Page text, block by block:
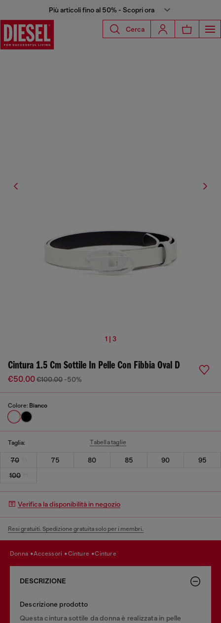
Più articoli fino al 50% - Scopri ora
Cerca
1 | 3
Cintura 1.5 Cm Sottile In Pelle Con Fibbia Oval D
€50.00€100.00 -50%
Colore: Bianco
Taglia: Tabella taglie
70 75 80 85 90
95
100
Verifica la disponibilità in negozio
Resi gratuiti. Spedizione gratuita solo per i membri.
donna accessori cinture cinture
DESCRIZIONE
Descrizione prodotto
Questa cintura sottile da donna è realizzata in pelle